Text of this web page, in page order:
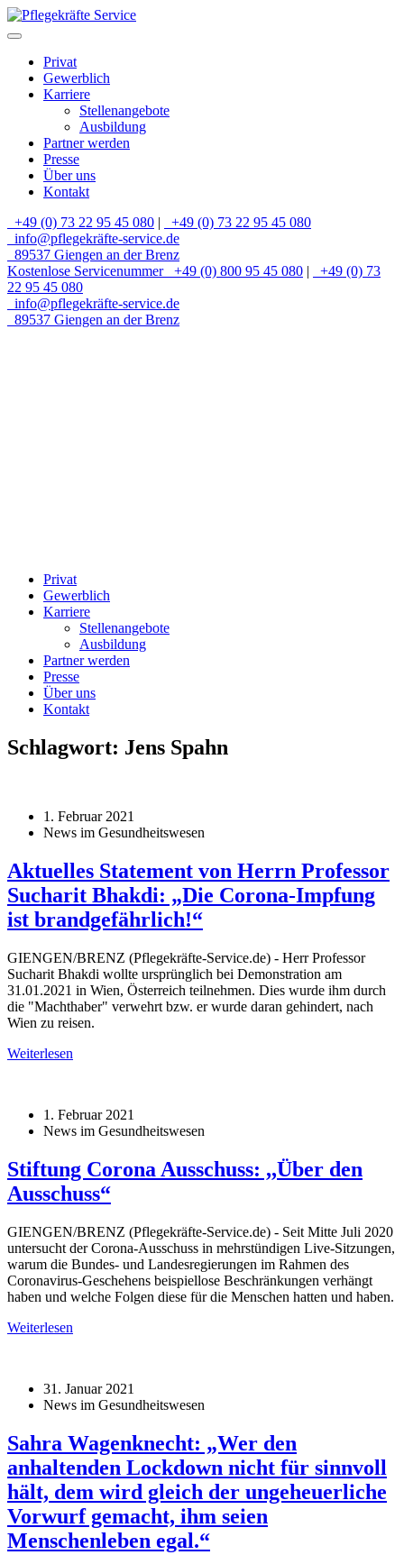
Privat
Gewerblich
Karriere
Stellenangebote
Ausbildung
Partner werden
Presse
Über uns
Kontakt
+49 (0) 73 22 95 45 080 |
+49 (0) 73 22 95 45 080
info@pflegekräfte-service.de
89537 Giengen an der Brenz
Kostenlose Servicenummer
+49 (0) 800 95 45 080 |
+49 (0) 73
22 95 45 080
info@pflegekräfte-service.de
89537 Giengen an der Brenz
Privat
Gewerblich
Karriere
Stellenangebote
Ausbildung
Partner werden
Presse
Über uns
Kontakt
Schlagwort: Jens Spahn
1. Februar 2021
News im Gesundheitswesen
Aktuelles Statement von Herrn Professor
Sucharit Bhakdi: „Die Corona-Impfung
ist brandgefährlich!“
GIENGEN/BRENZ (Pflegekräfte-Service.de) - Herr Professor
Sucharit Bhakdi wollte ursprünglich bei Demonstration am
31.01.2021 in Wien, Österreich teilnehmen. Dies wurde ihm durch
die "Machthaber" verwehrt bzw. er wurde daran gehindert, nach
Wien zu reisen.
Weiterlesen
1. Februar 2021
News im Gesundheitswesen
Stiftung Corona Ausschuss: ,,Über den
Ausschuss“
GIENGEN/BRENZ (Pflegekräfte-Service.de) - Seit Mitte Juli 2020
untersucht der Corona-Ausschuss in mehrstündigen Live-Sitzungen,
warum die Bundes- und Landesregierungen im Rahmen des
Coronavirus-Geschehens beispiellose Beschränkungen verhängt
haben und welche Folgen diese für die Menschen hatten und haben.
Weiterlesen
31. Januar 2021
News im Gesundheitswesen
Sahra Wagenknecht: „Wer den
anhaltenden Lockdown nicht für sinnvoll
hält, dem wird gleich der ungeheuerliche
Vorwurf gemacht, ihm seien
Menschenleben egal.“